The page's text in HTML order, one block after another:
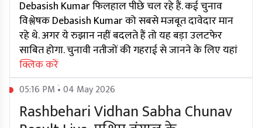
Debasish Kumar फिलहाल पीछे चल रहे हैं. कई चुनाव
विश्लेषक Debasish Kumar को सबसे मजबूत दावेदार मान
रहे थे. अगर ये रुझान नहीं बदलते हैं तो यह बड़ा उलटफेर
साबित होगा. चुनावी नतीजों की गहराई से जानने के लिए यहां
क्लिक करें
05:16 PM • 04 May 2026
Rashbehari Vidhan Sabha Chunav